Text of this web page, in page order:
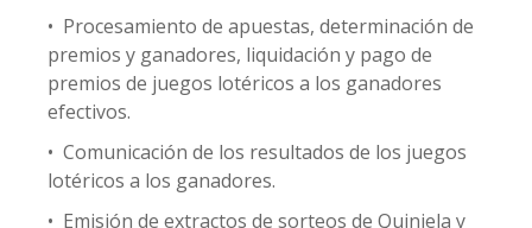
• Procesamiento de apuestas, determinación de
premios y ganadores, liquidación y pago de
premios de juegos lotéricos a los ganadores
efectivos.
• Comunicación de los resultados de los juegos
lotéricos a los ganadores.
• Emisión de extractos de sorteos de Quiniela y